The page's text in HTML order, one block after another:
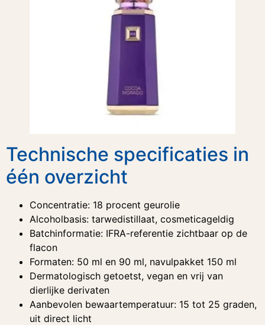
Technische specificaties in
één overzicht
Concentratie: 18 procent geurolie
Alcoholbasis: tarwedistillaat, cosmeticageldig
Batchinformatie: IFRA-referentie zichtbaar op de
flacon
Formaten: 50 ml en 90 ml, navulpakket 150 ml
Dermatologisch getoetst, vegan en vrij van
dierlijke derivaten
Aanbevolen bewaartemperatuur: 15 tot 25 graden,
uit direct licht